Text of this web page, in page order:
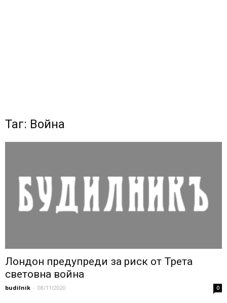
Таг: Война
Лондон предупреди за риск от Трета
световна война
budilnik - 08/11/2020 0